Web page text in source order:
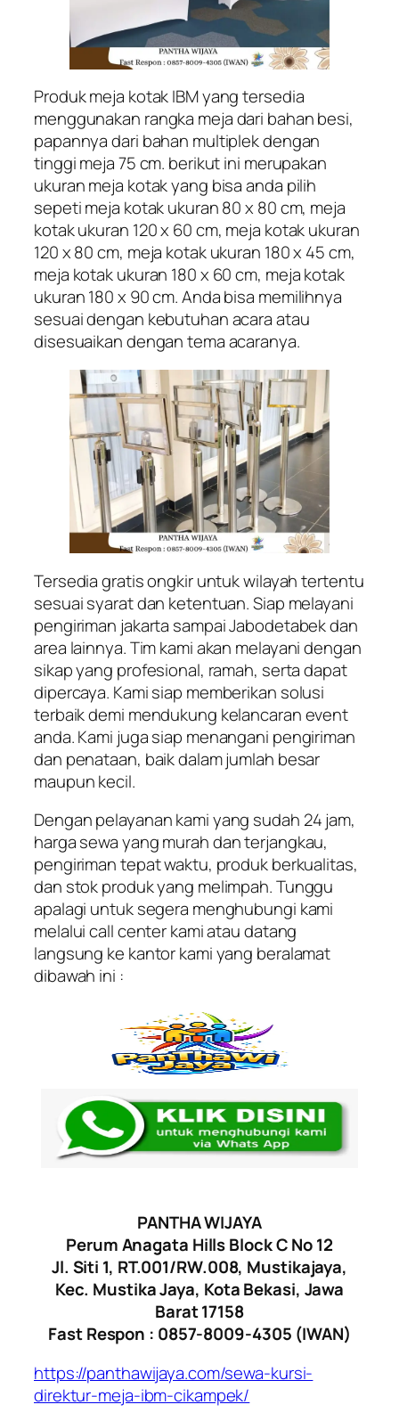
Produk meja kotak IBM yang tersedia
menggunakan rangka meja dari bahan besi,
papannya dari bahan multiplek dengan
tinggi meja 75 cm. berikut ini merupakan
ukuran meja kotak yang bisa anda pilih
sepeti meja kotak ukuran 80 x 80 cm, meja
kotak ukuran 120 x 60 cm, meja kotak ukuran
120 x 80 cm, meja kotak ukuran 180 x 45 cm,
meja kotak ukuran 180 x 60 cm, meja kotak
ukuran 180 x 90 cm. Anda bisa memilihnya
sesuai dengan kebutuhan acara atau
disesuaikan dengan tema acaranya.
Tersedia gratis ongkir untuk wilayah tertentu
sesuai syarat dan ketentuan. Siap melayani
pengiriman jakarta sampai Jabodetabek dan
area lainnya. Tim kami akan melayani dengan
sikap yang profesional, ramah, serta dapat
dipercaya. Kami siap memberikan solusi
terbaik demi mendukung kelancaran event
anda. Kami juga siap menangani pengiriman
dan penataan, baik dalam jumlah besar
maupun kecil.
Dengan pelayanan kami yang sudah 24 jam,
harga sewa yang murah dan terjangkau,
pengiriman tepat waktu, produk berkualitas,
dan stok produk yang melimpah. Tunggu
apalagi untuk segera menghubungi kami
melalui call center kami atau datang
langsung ke kantor kami yang beralamat
dibawah ini :
PANTHA WIJAYA
Perum Anagata Hills Block C No 12
Jl. Siti 1, RT.001/RW.008, Mustikajaya,
Kec. Mustika Jaya, Kota Bekasi, Jawa
Barat 17158
Fast Respon : 0857-8009-4305 (IWAN)
https://panthawijaya.com/sewa-kursi-
direktur-meja-ibm-cikampek/